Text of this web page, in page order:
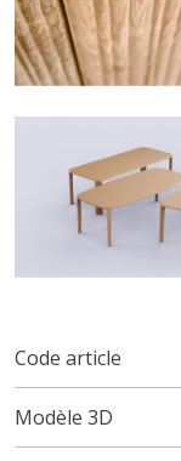
Code article
Modèle 3D